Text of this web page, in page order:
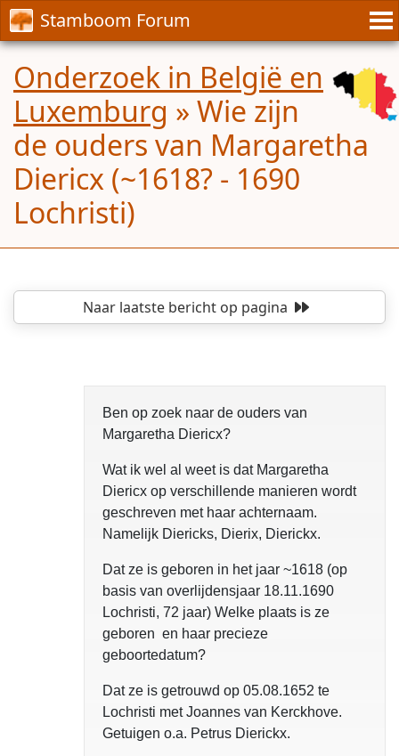
Stamboom Forum
Onderzoek in België en
Luxemburg » Wie zijn
de ouders van Margaretha
Diericx (~1618? - 1690
Lochristi)
Naar laatste berichtop pagina
Ben op zoek naar de ouders van
Margaretha Diericx?
Wat ik wel al weet is dat Margaretha
Diericx op verschillende manieren wordt
geschreven met haar achternaam.
Namelijk Diericks, Dierix, Dierickx.
Dat ze is geboren in het jaar ~1618 (op
basis van overlijdensjaar 18.11.1690
Lochristi, 72 jaar) Welke plaats is ze
geboren en haar precieze
geboortedatum?
Dat ze is getrouwd op 05.08.1652 te
Lochristi met Joannes van Kerckhove.
Getuigen o.a. Petrus Dierickx.